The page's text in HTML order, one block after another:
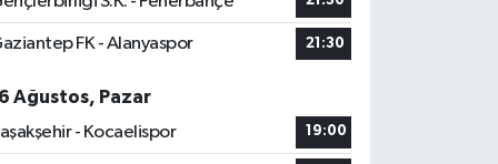
FK - Alanyaspor 21:30
Ağustos, Pazar
- Kocaelispor
19:00